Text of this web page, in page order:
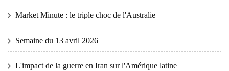
Market Minute : le triple choc de l'Australie
Semaine du 13 avril 2026
L'impact de la guerre en Iran sur l'Amérique latine